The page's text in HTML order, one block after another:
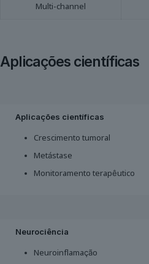
Multi-channel
Aplicações científicas
Aplicações científicas
Crescimento tumoral
Metástase
Monitoramento terapêutico
Neurociência
Neuroinflamação